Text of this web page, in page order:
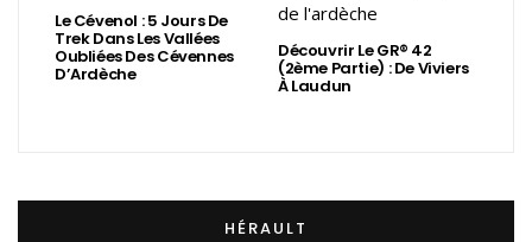
Le Cévenol : 5 Jours De
Trek Dans Les Vallées
Oubliées Des Cévennes
D’Ardèche
Découvrir Le GR® 42
(2ème Partie) : De Viviers
À Laudun
HÉRAULT